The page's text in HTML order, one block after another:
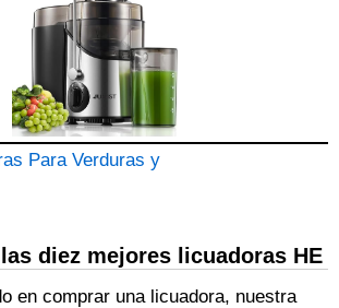
Para Verduras y
diez mejores licuadoras HE
en comprar una licuadora, nuestra